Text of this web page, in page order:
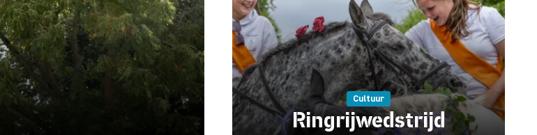
Cultuur
Ringrijwedstrijd